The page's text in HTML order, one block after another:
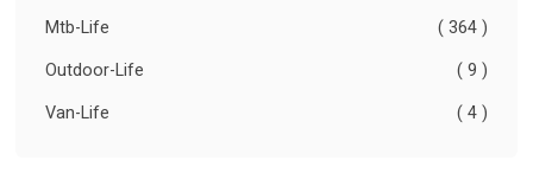
Mtb-Life
( 364 )
Outdoor-Life
( 9 )
Van-Life
( 4 )